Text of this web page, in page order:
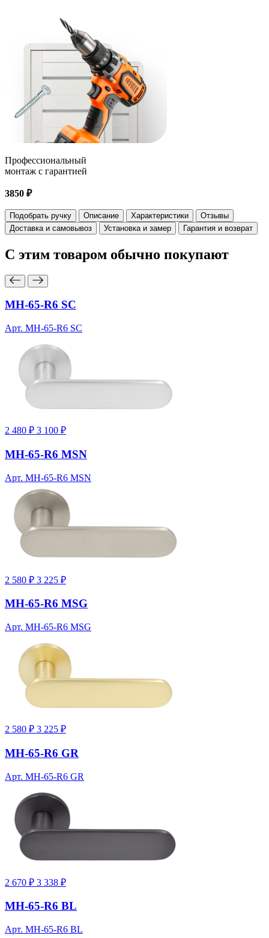
Профессиональный
монтаж с гарантией
3850 ₽
Подобрать ручку Описание Характеристики
Отзывы
Доставка и самовывоз
Установка и замер Гарантия и возврат
С этим товаром обычно покупают
MH-65-R6 SC
Арт. MH-65-R6 SC
2 480 ₽ 3 100 ₽
MH-65-R6 MSN
Арт. MH-65-R6 MSN
2 580 ₽ 3 225 ₽
MH-65-R6 MSG
Арт. MH-65-R6 MSG
2 580 ₽ 3 225 ₽
MH-65-R6 GR
Арт. MH-65-R6 GR
2 670 ₽ 3 338 ₽
MH-65-R6 BL
Арт. MH-65-R6 BL